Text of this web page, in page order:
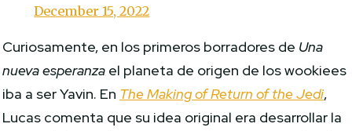
December 15, 2022
Curiosamente, en los primeros borradores de Una
nueva esperanza el planeta de origen de los wookiees
iba a ser Yavin. En The Making of Return of the Jedi,
Lucas comenta que su idea original era desarrollar la